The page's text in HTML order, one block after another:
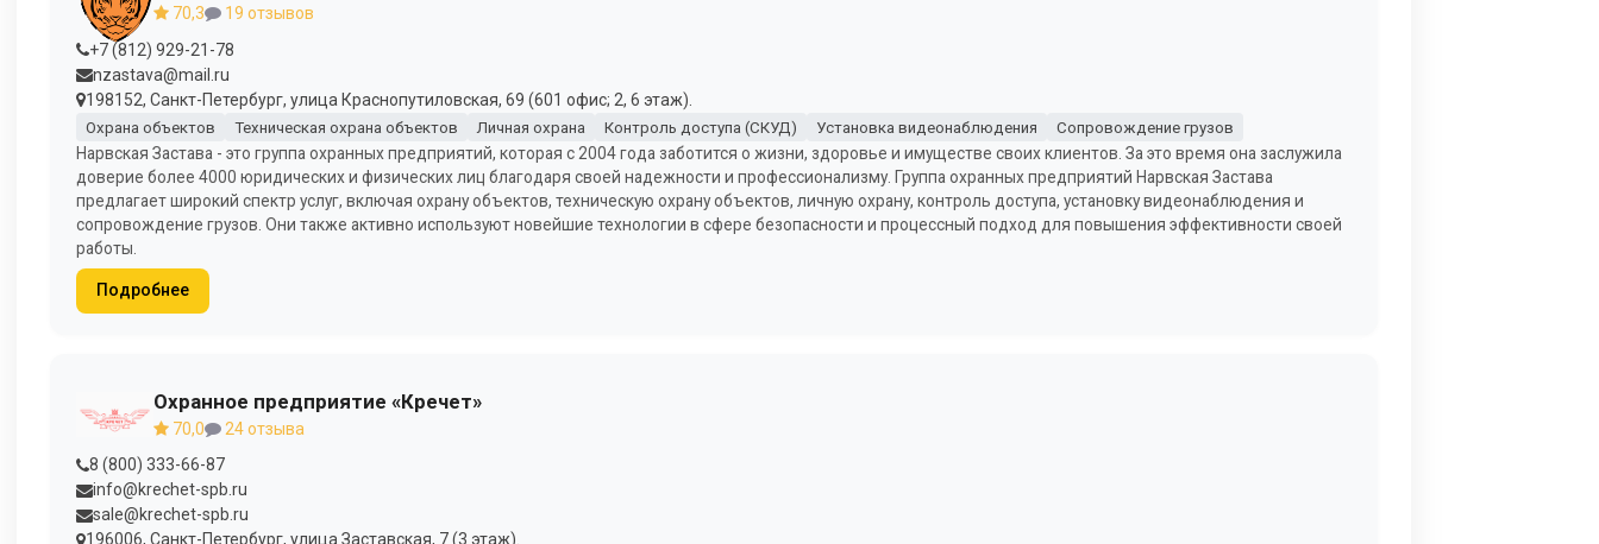
70,3
19 отзывов
+7 (812) 929-21-78
nzastava@mail.ru
198152, Санкт-Петербург, улица Краснопутиловская, 69 (601 офис; 2, 6 этаж).
Охрана объектов Техническая охрана объектов Личная охрана Контроль доступа (СКУД) Установка видеонаблюдения Сопровождение грузов
Нарвская Застава - это группа охранных предприятий, которая с 2004 года заботится о жизни, здоровье и имуществе своих клиентов. За это время она заслужила
доверие более 4000 юридических и физических лиц благодаря своей надежности и профессионализму. Группа охранных предприятий Нарвская Застава
предлагает широкий спектр услуг, включая охрану объектов, техническую охрану объектов, личную охрану, контроль доступа, установку видеонаблюдения и
сопровождение грузов. Они также активно используют новейшие технологии в сфере безопасности и процессный подход для повышения эффективности своей
работы.
Подробнее
Охранное предприятие «Кречет»
70,0
24 отзыва
8 (800) 333-66-87
info@krechet-spb.ru
sale@krechet-spb.ru
196006, Санкт-Петербург, улица Заставская, 7 (3 этаж).